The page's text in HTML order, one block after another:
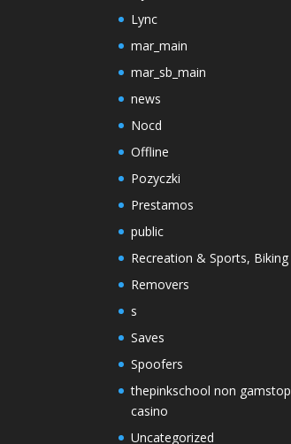
Lync
mar_main
mar_sb_main
news
Nocd
Offline
Pozyczki
Prestamos
public
Recreation & Sports, Biking
Removers
s
Saves
Spoofers
thepinkschool non gamstop
casino
Uncategorized